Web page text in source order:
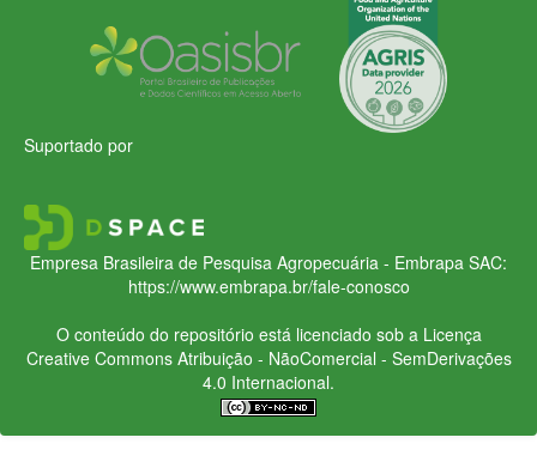
Suportado por
Empresa Brasileira de Pesquisa Agropecuária - Embrapa SAC:
https://www.embrapa.br/fale-conosco
O conteúdo do repositório está licenciado sob a Licença
Creative CommonsAtribuição - NãoComercial - SemDerivações
4.0 Internacional.